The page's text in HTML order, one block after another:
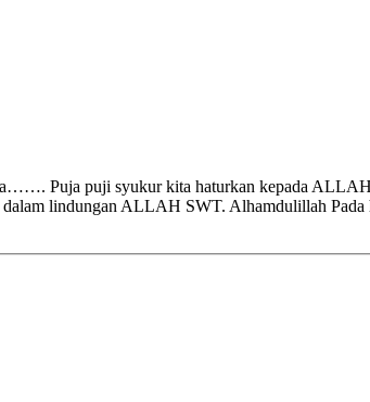
Puja puji syukur kita haturkan kepada
lindungan ALLAH SWT. Alhamdulillah Pada